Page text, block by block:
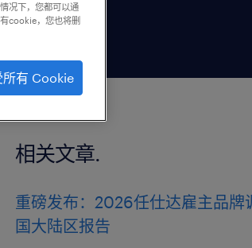
相关文章.
重磅发布：2026任仕达雇主品牌
国大陆区报告
况下，您都可以通
cookie，您也将删
所有 Cookie